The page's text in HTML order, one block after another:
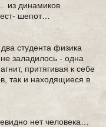
из динамиков
шепот…
студента физика
заладилось - одна
притягивая к себе
так и находящиеся в
нет человека…